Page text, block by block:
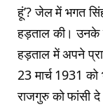
हूं’? जेल में भगत
हड़ताल की। उनके
हड़ताल में अपने
23 मार्च 1931
राजगुरु को फांसी दे